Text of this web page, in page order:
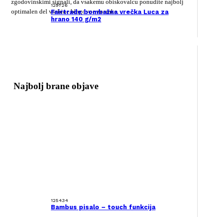
125726
Fairtrade bombažna vrečka Luca za
hrano 140 g/m2
125434
Bambus pisalo – touch funkcija
zgodovinskimi signali, da vsakemu obiskovalcu ponudite najbolj
optimalen del vsebine blagovne znamke.
Najbolj brane objave